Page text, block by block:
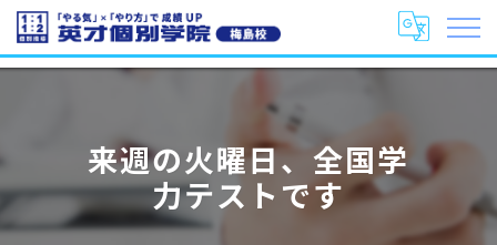
来週の火曜日、全国学
力テストです